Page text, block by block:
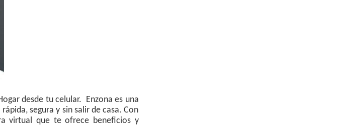
desde tu celular. Enzona es una
segura y sin salir de casa. Con
virtual que te ofrece beneficios y